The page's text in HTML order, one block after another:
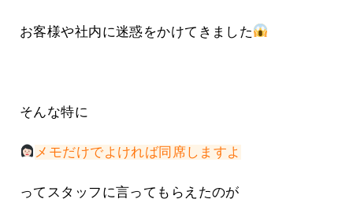
お客様や社内に迷惑をかけてきました
そんな特に
メモだけでよければ同席しますよ
ってスタッフに言ってもらえたのが